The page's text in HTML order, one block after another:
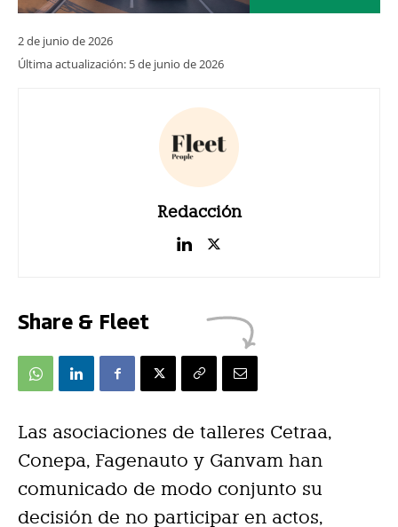
2 de junio de 2026
Última actualización: 5 de junio de 2026
Redacción
Share & Fleet
Las asociaciones de talleres Cetraa,
Conepa, Fagenauto y Ganvam han
comunicado de modo conjunto su
decisión de no participar en actos,